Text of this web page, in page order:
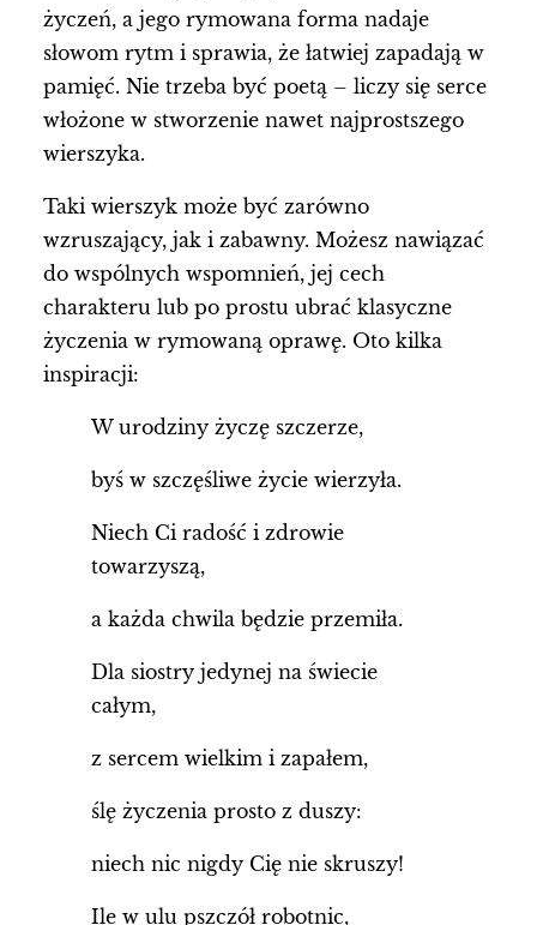
życzeń, a jego rymowana forma nadaje
słowom rytm i sprawia, że łatwiej zapadają w
pamięć. Nie trzeba być poetą – liczy się serce
włożone w stworzenie nawet najprostszego
wierszyka.
Taki wierszyk może być zarówno
wzruszający, jak i zabawny. Możesz nawiązać
do wspólnych wspomnień, jej cech
charakteru lub po prostu ubrać klasyczne
życzenia w rymowaną oprawę. Oto kilka
inspiracji:
W urodziny życzę szczerze,
byś w szczęśliwe życie wierzyła.
Niech Ci radość i zdrowie
towarzyszą,
a każda chwila będzie przemiła.
Dla siostry jedynej na świecie
całym,
z sercem wielkim i zapałem,
ślę życzenia prosto z duszy:
niech nic nigdy Cię nie skruszy!
Ile w ulu pszczół robotnic,